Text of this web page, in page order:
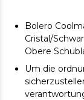
Bolero
Cristal/
Obere
Um die